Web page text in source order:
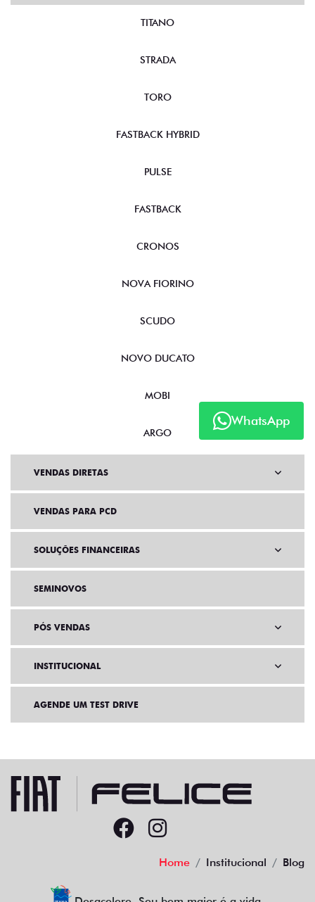
WhatsApp
TITANO
STRADA
TORO
FASTBACK HYBRID
PULSE
FASTBACK
CRONOS
NOVA FIORINO
SCUDO
NOVO DUCATO
MOBI
ARGO
VENDAS DIRETAS
VENDAS PARA PCD
SOLUÇÕES FINANCEIRAS
SEMINOVOS
PÓS VENDAS
INSTITUCIONAL
AGENDE UM TEST DRIVE
Home Institucional Blog